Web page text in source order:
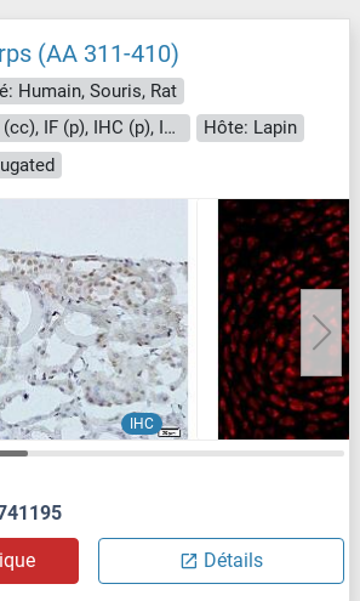
(AA 311-410)
Humain, Souris, Rat
WB, ELISA, FACS, IF (cc), IF (p), IHC (p), IHC (fro)
Hôte: Lapin
IHC
Détails